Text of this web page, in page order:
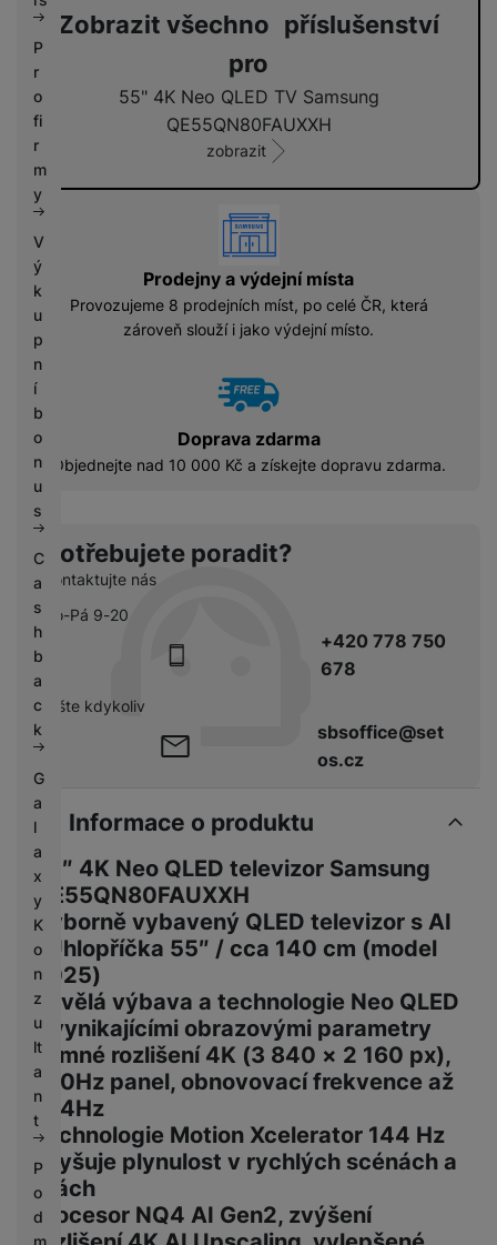
P
r
o
fi
r
m
y
V
ý
k
u
p
n
í
b
o
n
u
s
C
a
s
h
b
a
c
k
G
a
l
a
x
y
K
o
n
z
u
lt
a
n
t
P
o
d
m
Zobrazit všechno příslušenství
pro
55" 4K Neo QLED TV Samsung
QE55QN80FAUXXH
zobrazit
Prodejny a výdejní místa
Provozujeme 8 prodejních míst, po celé ČR, která
zároveň slouží i jako výdejní místo.
Doprava zdarma
Objednejte nad 10 000 Kč a získejte dopravu zdarma.
Potřebujete poradit?
Kontaktujte nás
Po-Pá 9-20
+420 778 750
678
pište kdykoliv
sbsoffice@set
os.cz
Informace o produktu
55″ 4K Neo QLED televizor Samsung
QE55QN80FAUXXH
Výborně vybavený QLED televizor s AI
| Úhlopříčka 55″ / cca 140 cm (model
2025)
Skvělá výbava a technologie Neo QLED
s vynikajícími obrazovými parametry
Jemné rozlišení 4K (3 840 × 2 160 px),
100Hz panel, obnovovací frekvence až
144Hz
Technologie Motion Xcelerator 144 Hz
zvyšuje plynulost v rychlých scénách a
hrách
Procesor NQ4 AI Gen2, zvýšení